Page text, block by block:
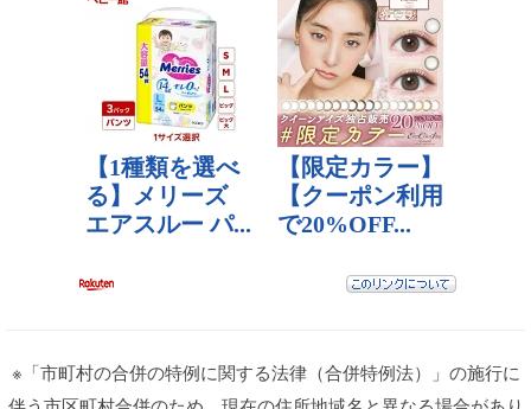
※「市町村の合併の特例に関する法律（合併特例法）」の施行に